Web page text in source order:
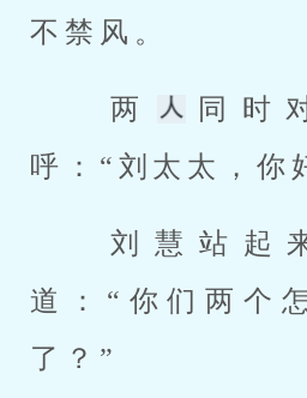
不禁风。
两
同时
呼：“刘太太，你
刘慧站起
道：“你们两个
了？”